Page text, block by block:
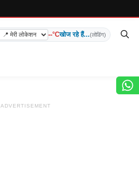
--°Cखोज रहे हैं...(लोडिंग)
ADVERTISEMENT